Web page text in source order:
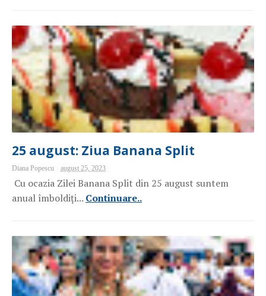
25 august: Ziua Banana Split
Diana Popescu august 25, 2023
Cu ocazia Zilei Banana Split din 25 august suntem
anual îmboldiți... Continuare..